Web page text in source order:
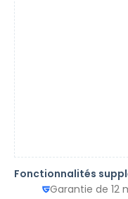
Fonctionnalités
Garantie de 12